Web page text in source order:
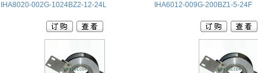
IHA8020-002G-1024BZ2-12-24L IHA6012-009G-200BZ1-5-24F